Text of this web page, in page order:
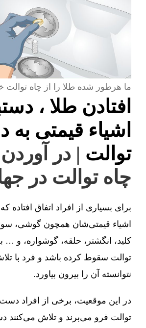
ما هرطور شده طلا را از چاه توالت
افتادن طلا ،
اشیاء قیمتی به
توالت | در آوردن
چاه توالت در
برای بسیاری از افراد اتفاق افتاده
اشیاء قیمتی‌شان همچون گوشی،
کلید، انگشتر، حلقه، گوشواره، و
توالت سقوط کرده باشد و فرد با
نتوانسته آن را بیرون بیاورد.
در این موقعیت، برخی از افراد دست
توالت فرو می‌برند و تلاش می‌کنند